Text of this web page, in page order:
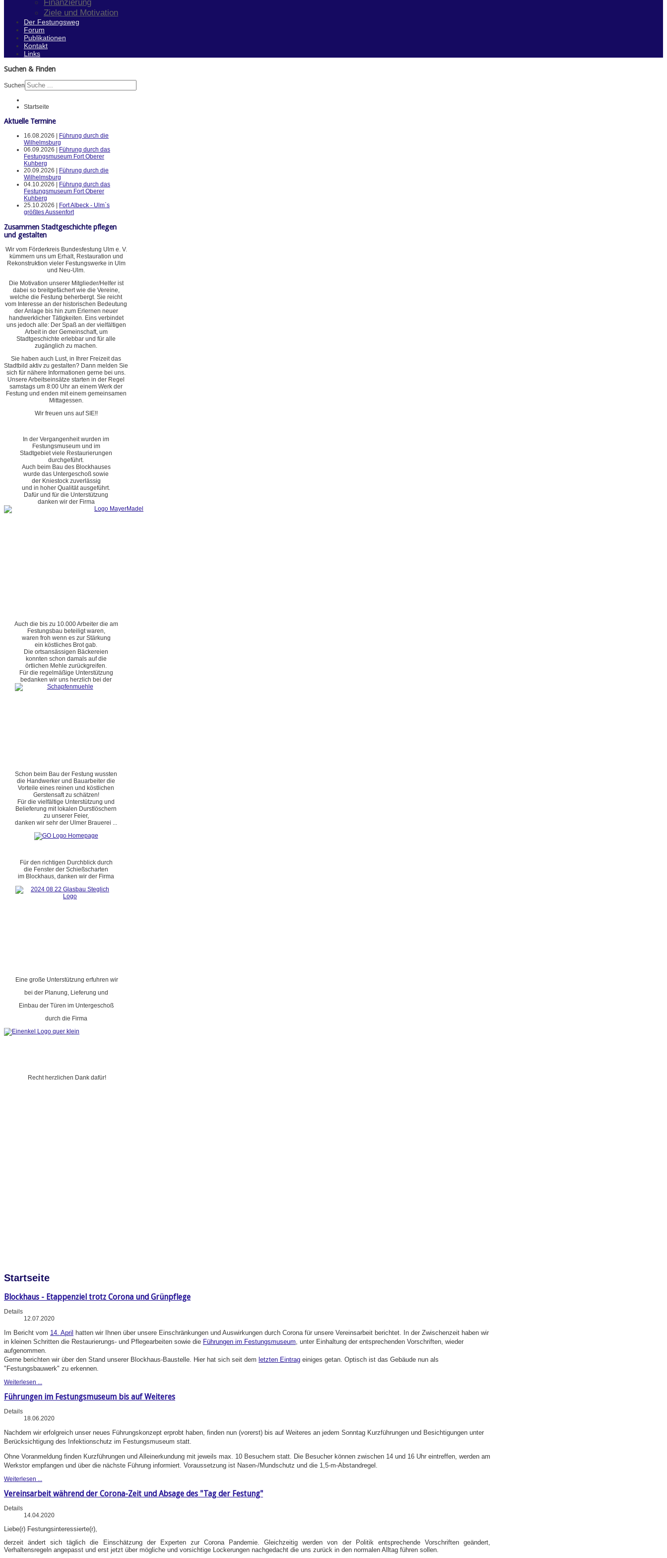
Finanzierung
Ziele und Motivation
Der Festungsweg
Forum
Publikationen
Kontakt
Links
Suchen & Finden
Suchen
Startseite
Aktuelle Termine
16.08.2026 |
Führung durch die
Wilhelmsburg
06.09.2026 |
Führung durch das
Festungsmuseum Fort Oberer
Kuhberg
20.09.2026 |
Führung durch die
Wilhelmsburg
04.10.2026 |
Führung durch das
Festungsmuseum Fort Oberer
Kuhberg
25.10.2026 |
Fort Albeck - Ulm`s
größtes Aussenfort
Zusammen Stadtgeschichte pflegen
und gestalten
Wir vom Förderkreis Bundesfestung Ulm e. V.
kümmern uns um Erhalt, Restauration und
Rekonstruktion vieler Festungswerke in Ulm
und Neu-Ulm.
Die Motivation unserer Mitglieder/Helfer ist
dabei so breitgefächert wie die Vereine,
welche die Festung beherbergt. Sie reicht
vom Interesse an der historischen Bedeutung
der Anlage bis hin zum Erlernen neuer
handwerklicher Tätigkeiten. Eins verbindet
uns jedoch alle: Der Spaß an der vielfältigen
Arbeit in der Gemeinschaft, um
Stadtgeschichte erlebbar und für alle
zugänglich zu machen.
Sie haben auch Lust, in Ihrer Freizeit das
Stadtbild aktiv zu gestalten? Dann melden Sie
sich für nähere Informationen gerne bei uns.
Unsere Arbeitseinsätze starten in der Regel
samstags um 8:00 Uhr an einem Werk der
Festung und enden mit einem gemeinsamen
Mittagessen.
Wir freuen uns auf SIE!!
In der Vergangenheit wurden im
Festungsmuseum und im
Stadtgebiet viele Restaurierungen
durchgeführt.
Auch beim Bau des Blockhauses
wurde das Untergeschoß sowie
der Kniestock zuverlässig
und in hoher Qualität ausgeführt.
Dafür und für die Unterstützung
danken wir der Firma
Auch die bis zu 10.000 Arbeiter die am
Festungsbau beteiligt waren,
waren froh wenn es zur Stärkung
ein köstliches Brot gab.
Die ortsansässigen Bäckereien
konnten schon damals auf die
örtlichen Mehle zurückgreifen.
Für die regelmäßige Unterstützung
bedanken wir uns herzlich bei der
Schon beim Bau der Festung wussten
die Handwerker und Bauarbeiter die
Vorteile eines reinen und köstlichen
Gerstensaft zu schätzen!
Für die vielfältige Unterstützung und
Belieferung mit lokalen Durstlöschern
zu unserer Feier,
danken wir sehr der Ulmer Brauerei ...
Für den richtigen Durchblick durch
die Fenster der Schießscharten
im Blockhaus, danken wir der Firma
Eine große Unterstützung erfuhren wir
bei der Planung, Lieferung und
Einbau der Türen im Untergeschoß
durch die Firma
Recht herzlichen Dank dafür!
Startseite
Blockhaus - Etappenziel trotz Corona und Grünpflege
Details
12.07.2020
Im Bericht vom 14. April
hatten wir Ihnen über unsere Einschränkungen und Auswirkungen durch Corona für unsere Vereinsarbeit berichtet. In der Zwischenzeit haben wir
in kleinen Schritten die Restaurierungs- und Pflegearbeiten sowie die Führungen im Festungsmuseum , unter Einhaltung der entsprechenden Vorschriften, wieder
aufgenommen.
Gerne berichten wir über den Stand unserer Blockhaus-Baustelle. Hier hat sich seit dem letzten Eintrag einiges getan. Optisch ist das Gebäude nun als
"Festungsbauwerk" zu erkennen.
Weiterlesen ...
Führungen im Festungsmuseum bis auf Weiteres
Details
18.06.2020
Nachdem wir erfolgreich unser neues Führungskonzept erprobt haben, finden nun (vorerst) bis auf Weiteres an jedem Sonntag Kurzführungen und Besichtigungen unter
Berücksichtigung des Infektionschutz im Festungsmuseum statt.
Ohne Voranmeldung finden Kurzführungen und Alleinerkundung mit jeweils max. 10 Besuchern statt. Die Besucher können zwischen 14 und 16 Uhr eintreffen, werden am
Werkstor empfangen und über die nächste Führung informiert. Voraussetzung ist Nasen-/Mundschutz und die 1,5-m-Abstandregel.
Weiterlesen ...
Vereinsarbeit während der Corona-Zeit und Absage des "Tag der Festung"
Details
14.04.2020
Liebe(r) Festungsinteressierte(r),
derzeit ändert sich täglich die Einschätzung der Experten zur Corona Pandemie. Gleichzeitig werden von der Politik entsprechende Vorschriften geändert,
Verhaltensregeln angepasst und erst jetzt über mögliche und vorsichtige Lockerungen nachgedacht die uns zurück in den normalen Alltag führen sollen.